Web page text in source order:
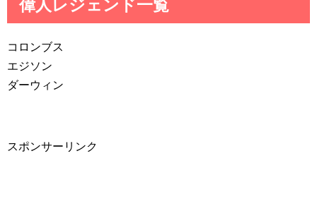
偉人レジェンド一覧
コロンブス
エジソン
ダーウィン
スポンサーリンク